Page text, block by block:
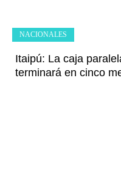
Itaipú: La caja
terminará en cinco
NACIONALES